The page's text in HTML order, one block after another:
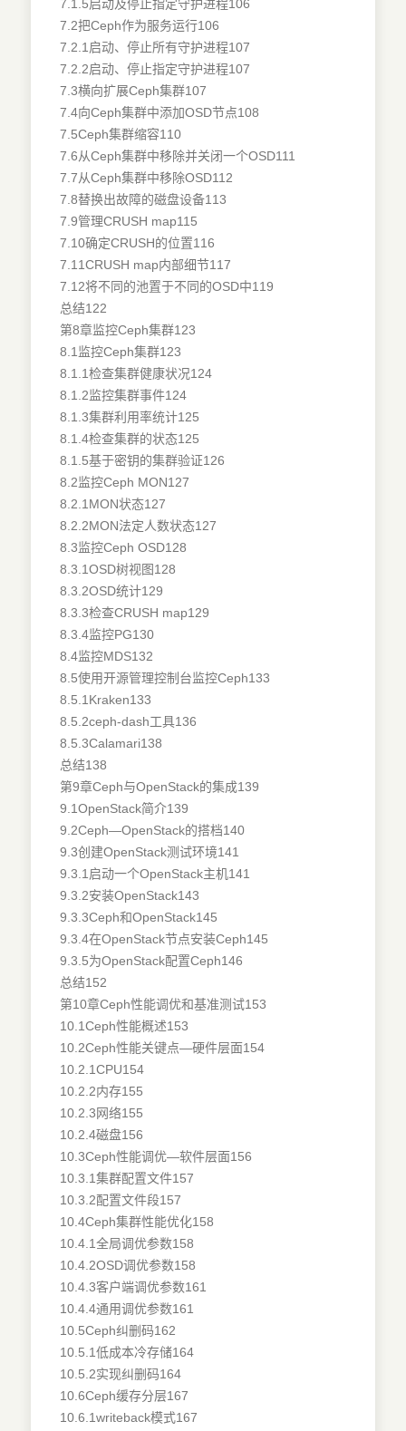
7.1.5启动及停止指定守护进程106
7.2把Ceph作为服务运行106
7.2.1启动、停止所有守护进程107
7.2.2启动、停止指定守护进程107
7.3横向扩展Ceph集群107
7.4向Ceph集群中添加OSD节点108
7.5Ceph集群缩容110
7.6从Ceph集群中移除并关闭一个OSD111
7.7从Ceph集群中移除OSD112
7.8替换出故障的磁盘设备113
7.9管理CRUSH map115
7.10确定CRUSH的位置116
7.11CRUSH map内部细节117
7.12将不同的池置于不同的OSD中119
总结122
第8章监控Ceph集群123
8.1监控Ceph集群123
8.1.1检查集群健康状况124
8.1.2监控集群事件124
8.1.3集群利用率统计125
8.1.4检查集群的状态125
8.1.5基于密钥的集群验证126
8.2监控Ceph MON127
8.2.1MON状态127
8.2.2MON法定人数状态127
8.3监控Ceph OSD128
8.3.1OSD树视图128
8.3.2OSD统计129
8.3.3检查CRUSH map129
8.3.4监控PG130
8.4监控MDS132
8.5使用开源管理控制台监控Ceph133
8.5.1Kraken133
8.5.2ceph-dash工具136
8.5.3Calamari138
总结138
第9章Ceph与OpenStack的集成139
9.1OpenStack简介139
9.2Ceph—OpenStack的搭档140
9.3创建OpenStack测试环境141
9.3.1启动一个OpenStack主机141
9.3.2安装OpenStack143
9.3.3Ceph和OpenStack145
9.3.4在OpenStack节点安装Ceph145
9.3.5为OpenStack配置Ceph146
总结152
第10章Ceph性能调优和基准测试153
10.1Ceph性能概述153
10.2Ceph性能关键点—硬件层面154
10.2.1CPU154
10.2.2内存155
10.2.3网络155
10.2.4磁盘156
10.3Ceph性能调优—软件层面156
10.3.1集群配置文件157
10.3.2配置文件段157
10.4Ceph集群性能优化158
10.4.1全局调优参数158
10.4.2OSD调优参数158
10.4.3客户端调优参数161
10.4.4通用调优参数161
10.5Ceph纠删码162
10.5.1低成本冷存储164
10.5.2实现纠删码164
10.6Ceph缓存分层167
10.6.1writeback模式167